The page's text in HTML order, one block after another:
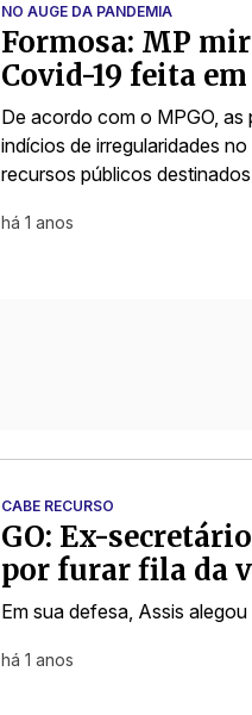
NO AUGE DA PANDEMIA
Formosa: MP
Covid-19 feita
De acordo com o MPGO,
indícios de irregularidades
recursos públicos
há 1 anos
CABE RECURSO
GO: Ex-
por furar fila da
Em sua defesa, Assis
há 1 anos